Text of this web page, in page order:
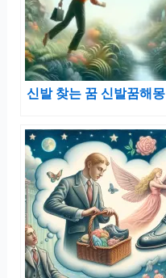
신발 찾는 꿈 신발꿈해몽